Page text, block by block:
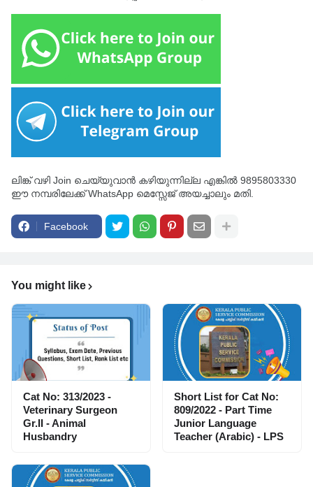
ലിങ്ക് വഴി Join ചെയ്യുവാൻ കഴിയുന്നില്ല എങ്കിൽ 9895803330
ഈ നമ്പരിലേക്ക് WhatsApp മെസ്സേജ് അയച്ചാലും മതി.
Facebook
You might like
Cat No: 313/2023 -
Veterinary Surgeon
Gr.II - Animal
Husbandry
Short List for Cat No:
809/2022 - Part Time
Junior Language
Teacher (Arabic) - LPS